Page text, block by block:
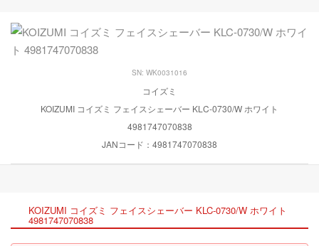
SN: WK0031016
コイズミ
KOIZUMI コイズミ フェイスシェーバー KLC-0730/W ホワイト
4981747070838
JANコード：4981747070838
KOIZUMI コイズミ フェイスシェーバー KLC-0730/W ホワイト
4981747070838